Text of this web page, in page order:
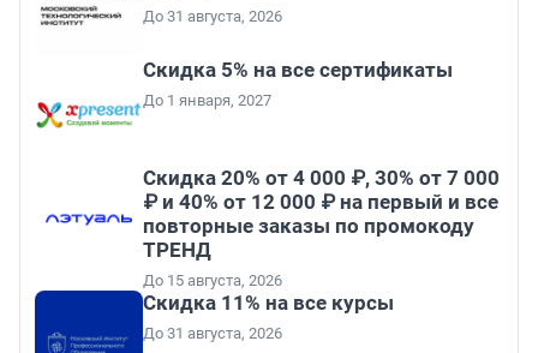
До 31 августа, 2026
Скидка 5% на все сертификаты
До 1 января, 2027
Скидка 20% от 4 000 ₽, 30% от 7 000
₽ и 40% от 12 000 ₽ на первый и все
повторные заказы по промокоду
ТРЕНД
До 15 августа, 2026
Скидка 11% на все курсы
До 31 августа, 2026